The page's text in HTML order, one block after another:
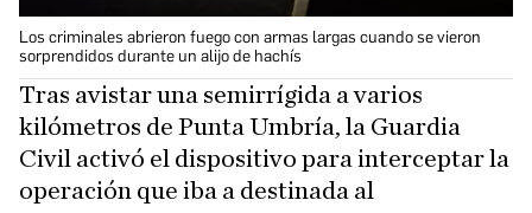
Los criminales abrieron fuego con armas largas cuando se vieron
sorprendidos durante un alijo de hachís
Tras avistar una semirrígida a varios
kilómetros de Punta Umbría, la Guardia
Civil activó el dispositivo para interceptar la
operación que iba a destinada al